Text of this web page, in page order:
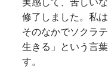
実感して、苦しい
修了しました。私
そのなかでソクラ
生きる」という言
す。